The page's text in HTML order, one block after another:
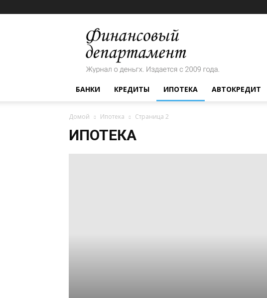
Финансовый
департамент
БАНКИ КРЕДИТЫ ИПОТЕКА АВТОКРЕДИТ
Домой Ипотека Страница 2
ИПОТЕКА